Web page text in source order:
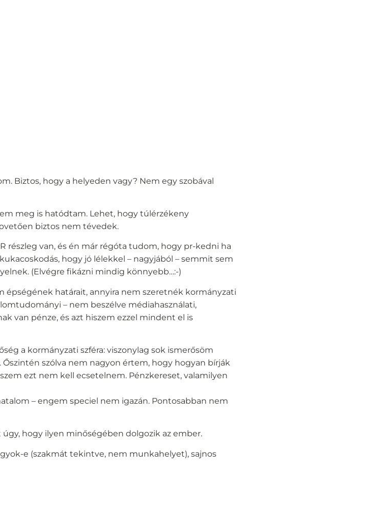
Biztos, hogy a helyeden vagy? Nem egy szobával
meg is hatódtam. Lehet, hogy túlérzékeny
biztos nem tévedek.
részleg van, és én már régóta tudom, hogy pr-kedni ha
hogy jó lélekkel – nagyjából – semmit sem
(Elvégre fikázni mindig könnyebb…:-)
épségének határait, annyira nem szeretnék kormányzati
– nem beszélve médiahasználati,
van pénze, és azt hiszem ezzel mindent el is
a kormányzati szféra: viszonylag sok ismerősöm
szólva nem nagyon értem, hogy hogyan bírják
ezt nem kell ecsetelnem. Pénzkereset, valamilyen
– engem speciel nem igazán. Pontosabban nem
hogy ilyen minőségében dolgozik az ember.
e (szakmát tekintve, nem munkahelyet), sajnos